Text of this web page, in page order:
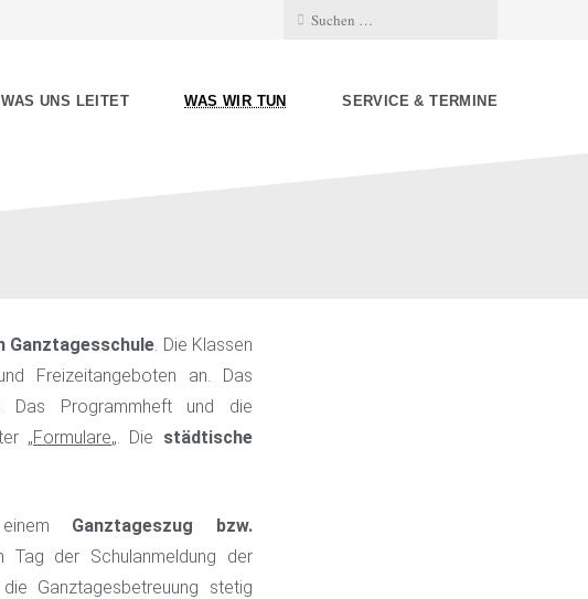
WAS UNS LEITET WAS WIR TUN SERVICE & TERMINE
Ganztagesschule. Die Klassen
Freizeitangeboten an. Das
Das Programmheft und die
„Formulare„. Die städtische
Ganztageszug bzw.
Tag der Schulanmeldung der
Ganztagesbetreuung stetig